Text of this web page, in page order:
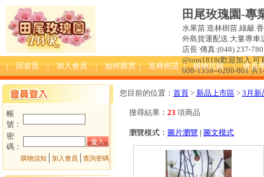
田尾玫瑰園-專
水果苗.造林樹苗.綠籬.
外島貨運配送.大量專車
店長˙傳真:(048) 237-
@tom1818(歡迎加入.
008-1359--0200-801 共
| 回首頁 | 加入會員 | 如何購買 | 造林樹苗 | 植物目錄 | 會員
帳
號：
密
碼：
購物須知 加入會員 查詢密碼
您目前的位置： 首頁> 新品上市區> 3月新
搜尋結果： 23 項商品
瀏覽模式： 圖片瀏覽 | 圖文模式